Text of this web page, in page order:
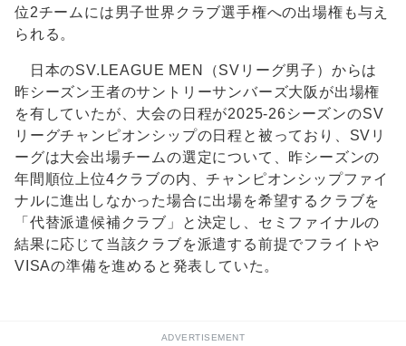
位2チームには男子世界クラブ選手権への出場権も与え
られる。
日本のSV.LEAGUE MEN（SVリーグ男子）からは
昨シーズン王者のサントリーサンバーズ大阪が出場権
を有していたが、大会の日程が2025-26シーズンのSV
リーグチャンピオンシップの日程と被っており、SVリ
ーグは大会出場チームの選定について、昨シーズンの
年間順位上位4クラブの内、チャンピオンシップファイ
ナルに進出しなかった場合に出場を希望するクラブを
「代替派遣候補クラブ」と決定し、セミファイナルの
結果に応じて当該クラブを派遣する前提でフライトや
VISAの準備を進めると発表していた。
ADVERTISEMENT